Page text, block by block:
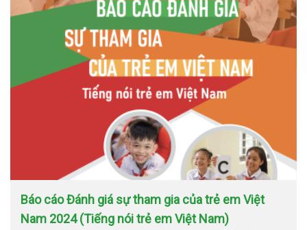
Báo cáo Đánh giá sự tham gia của trẻ em Việt
Nam 2024 (Tiếng nói trẻ em Việt Nam)